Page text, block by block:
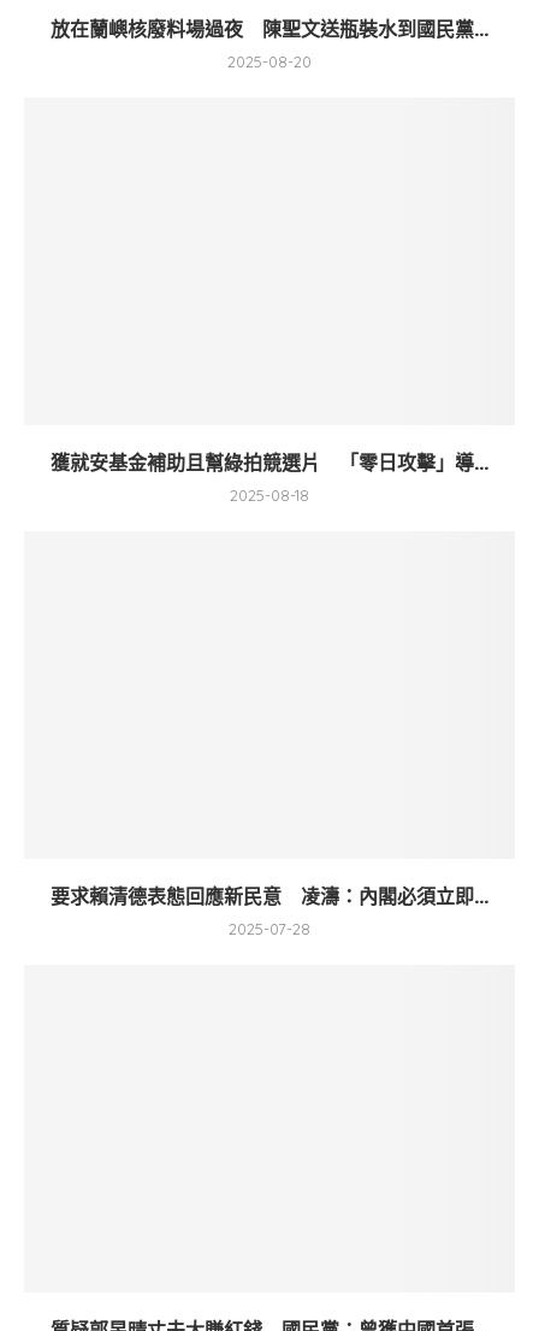
放在蘭嶼核廢料場過夜 陳聖文送瓶裝水到國民黨...
2025-08-20
獲就安基金補助且幫綠拍競選片 「零日攻擊」導...
2025-08-18
要求賴清德表態回應新民意 凌濤：內閣必須立即...
2025-07-28